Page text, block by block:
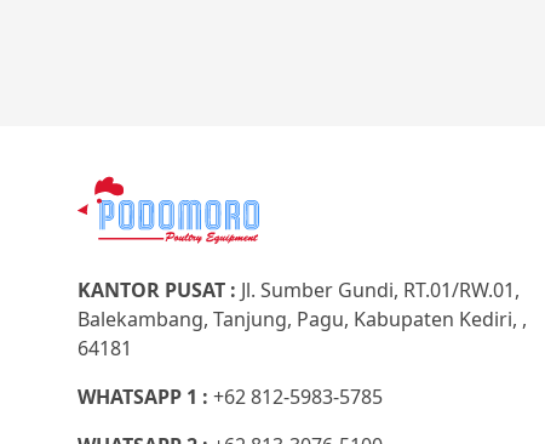
KANTOR PUSAT : Jl. Sumber Gundi, RT.01/RW.01,
Balekambang, Tanjung, Pagu, Kabupaten Kediri, ,
64181
WHATSAPP 1 : +62 812-5983-5785